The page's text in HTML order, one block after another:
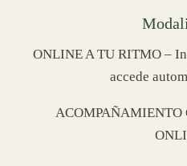
ONLINE A TU RITMO –
accede
ACOMPAÑAMIENTO